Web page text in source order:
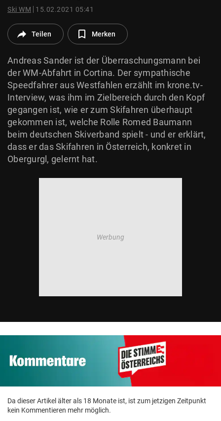
© Krone Multimedia GmbH & Co KG 2026
Ski WM 15.02.2021 05:41
Teilen Merken
Andreas Sander ist der Überraschungsmann bei
der WM-Abfahrt in Cortina. Der sympathische
Speedfahrer aus Westfahlen erzählt im krone.tv-
Interview, was ihm im Zielbereich durch den Kopf
gegangen ist, wie er zum Skifahren überhaupt
gekommen ist, welche Rolle Romed Baumann
beim deutschen Skiverband spielt - und er erklärt,
dass er das Skifahren in Österreich, konkret in
Obergurgl, gelernt hat.
Da dieser Artikel älter als 18 Monate ist, ist zum jetzigen Zeitpunkt
kein Kommentieren mehr möglich.